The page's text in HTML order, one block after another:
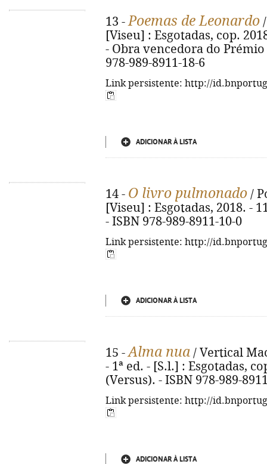
13 -Poemas de Leonardo
[Viseu] : Esgotadas, cop.
- Obra vencedora do Prémio
978-989-8911-18-6
Link persistente: http://
ADICIONAR À LISTA
14 - O livro pulmonado /
[Viseu] : Esgotadas, 2018. -
- ISBN 978-989-8911-10-0
Link persistente: http://
ADICIONAR À LISTA
15 -Alma nua / Vertical
- 1ª ed. - [S.l.] : Esgotadas,
(Versus). - ISBN 978-989-
Link persistente: http://
ADICIONAR À LISTA